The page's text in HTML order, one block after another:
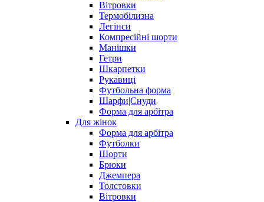
Вітровки
Термобілизна
Легінси
Компресійні шорти
Манішки
Гетри
Шкарпетки
Рукавиці
Футбольна форма
Шарфи|Снуди
Форма для арбітра
Для жінок
Форма для арбітра
Футболки
Шорти
Брюки
Джемпера
Толстовки
Вітровки